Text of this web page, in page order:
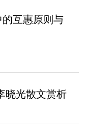
互惠原则与
晓光散文赏析